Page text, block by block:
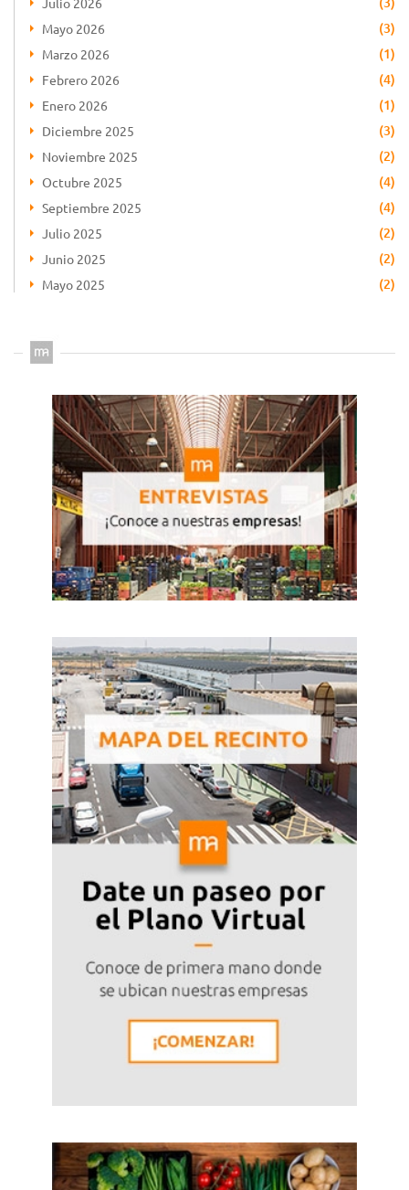
Mayo 2026 (3)
Marzo 2026 (1)
Febrero 2026 (4)
Enero 2026 (1)
Diciembre 2025 (3)
Noviembre 2025 (2)
Octubre 2025 (4)
Septiembre 2025 (4)
Julio 2025 (2)
Junio 2025 (2)
Mayo 2025 (2)